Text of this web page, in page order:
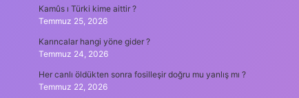
Kamûs ı Türki kime aittir ?
Temmuz 25, 2026
Karıncalar hangi yöne gider ?
Temmuz 24, 2026
Her canlı öldükten sonra fosilleşir doğru mu yanlış mı ?
Temmuz 22, 2026